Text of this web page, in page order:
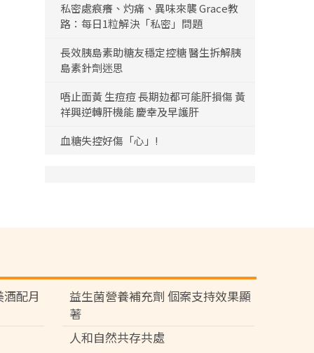
私密處痕癢、灼痛、異味來襲 Grace教
路：每日1粒解決「私密」問題
長效胰島素助糖友穩定控糖 醫生拆解胰
島素針劑迷思
唔止面黃 生痘痘 長期攰都可能肝損傷 黃
祥興逆轉肝機能 慶幸及早護肝
血糖失控好傷「心」!
配月
益生菌營養補充劑 個案支持效果顯
著
人和自然共存共處